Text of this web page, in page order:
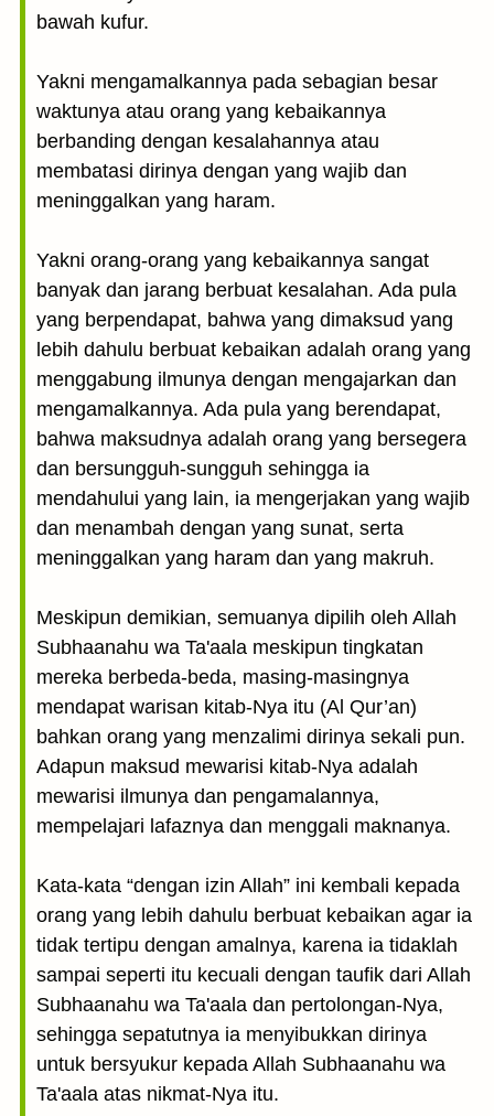
bawah kufur.
Yakni mengamalkannya pada sebagian besar
waktunya atau orang yang kebaikannya
berbanding dengan kesalahannya atau
membatasi dirinya dengan yang wajib dan
meninggalkan yang haram.
Yakni orang-orang yang kebaikannya sangat
banyak dan jarang berbuat kesalahan. Ada pula
yang berpendapat, bahwa yang dimaksud yang
lebih dahulu berbuat kebaikan adalah orang yang
menggabung ilmunya dengan mengajarkan dan
mengamalkannya. Ada pula yang berendapat,
bahwa maksudnya adalah orang yang bersegera
dan bersungguh-sungguh sehingga ia
mendahului yang lain, ia mengerjakan yang wajib
dan menambah dengan yang sunat, serta
meninggalkan yang haram dan yang makruh.
Meskipun demikian, semuanya dipilih oleh Allah
Subhaanahu wa Ta'aala meskipun tingkatan
mereka berbeda-beda, masing-masingnya
mendapat warisan kitab-Nya itu (Al Qur’an)
bahkan orang yang menzalimi dirinya sekali pun.
Adapun maksud mewarisi kitab-Nya adalah
mewarisi ilmunya dan pengamalannya,
mempelajari lafaznya dan menggali maknanya.
Kata-kata “dengan izin Allah” ini kembali kepada
orang yang lebih dahulu berbuat kebaikan agar ia
tidak tertipu dengan amalnya, karena ia tidaklah
sampai seperti itu kecuali dengan taufik dari Allah
Subhaanahu wa Ta'aala dan pertolongan-Nya,
sehingga sepatutnya ia menyibukkan dirinya
untuk bersyukur kepada Allah Subhaanahu wa
Ta'aala atas nikmat-Nya itu.